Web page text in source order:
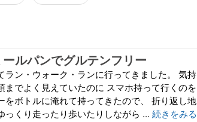
ルパンでグルテンフリー
ン・ウォーク・ランに行ってきました。 気持
でよく見えていたのに スマホ持って行くのを
ボトルに淹れて持ってきたので、 折り返し地
っくり走ったり歩いたりしながら ... 続きをみる